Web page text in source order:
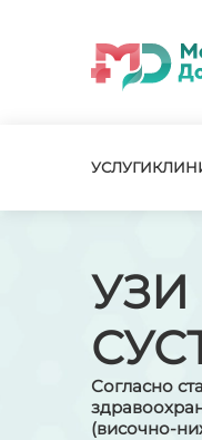
УСЛУГИ
Согласно
(височно-